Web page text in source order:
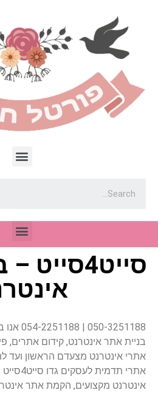
בניית אתר אינטרנט, קידום אתרים,
אתרי אינטרנט מצעדם הראשון ועד
אתרי
אינטרנט מקצועים, הקמת אתר